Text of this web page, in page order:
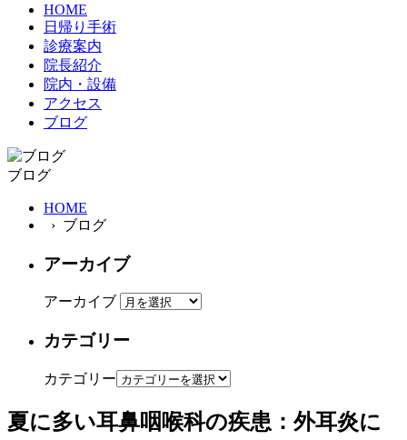
HOME
日帰り手術
診療案内
院長紹介
院内・設備
アクセス
ブログ
ブログ
HOME
› ブログ
アーカイブ
アーカイブ
カテゴリー
カテゴリー
夏に多い耳鼻咽喉科の疾患：外耳炎に